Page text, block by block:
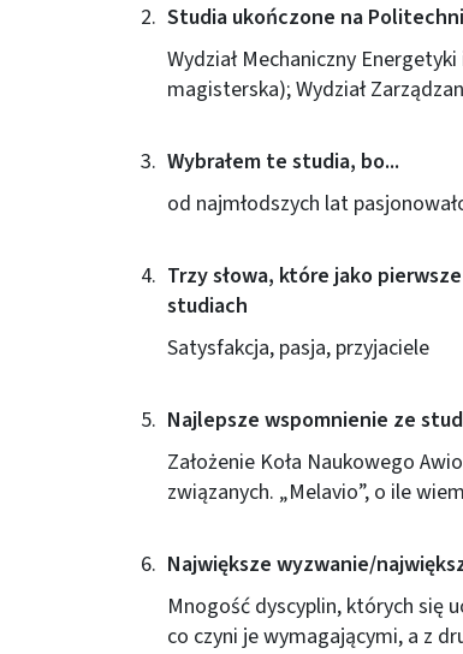
Studia ukończone na
Wydział Mechaniczny
magisterska); Wydział
Wybrałem te studia, bo...
od najmłodszych lat
Trzy słowa, które jako
studiach
Satysfakcja, pasja, przyjaciele
Najlepsze wspomnienie ze
Założenie Koła Naukowego
związanych. „Melavio”, o ile
Największe wyzwanie/
Mnogość dyscyplin, których się
co czyni je wymagającymi, a z